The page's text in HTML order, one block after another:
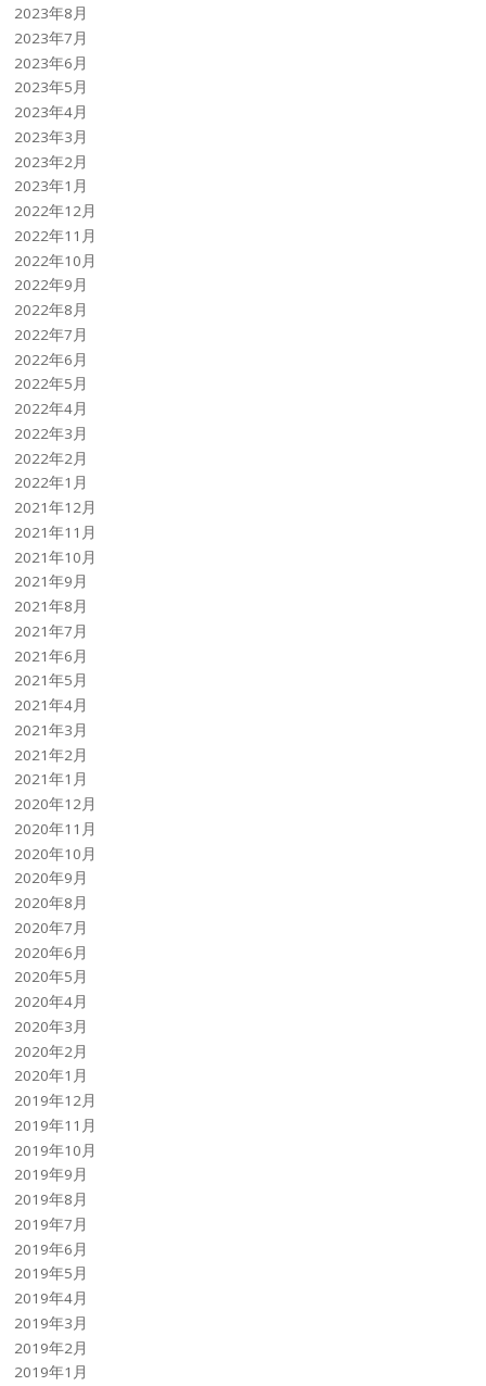
2023年8月
2023年7月
2023年6月
2023年5月
2023年4月
2023年3月
2023年2月
2023年1月
2022年12月
2022年11月
2022年10月
2022年9月
2022年8月
2022年7月
2022年6月
2022年5月
2022年4月
2022年3月
2022年2月
2022年1月
2021年12月
2021年11月
2021年10月
2021年9月
2021年8月
2021年7月
2021年6月
2021年5月
2021年4月
2021年3月
2021年2月
2021年1月
2020年12月
2020年11月
2020年10月
2020年9月
2020年8月
2020年7月
2020年6月
2020年5月
2020年4月
2020年3月
2020年2月
2020年1月
2019年12月
2019年11月
2019年10月
2019年9月
2019年8月
2019年7月
2019年6月
2019年5月
2019年4月
2019年3月
2019年2月
2019年1月